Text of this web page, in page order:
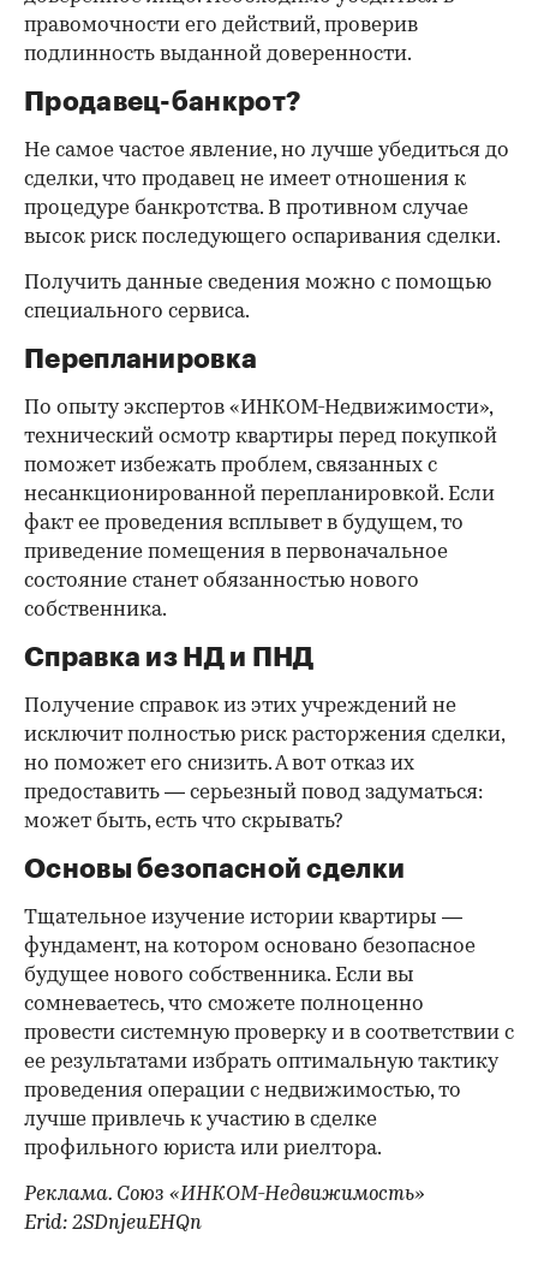
правомочности его действий, проверив
подлинность выданной доверенности.
Продавец-банкрот?
Не самое частое явление, но лучше убедиться до
сделки, что продавец не имеет отношения к
процедуре банкротства. В противном случае
высок риск последующего оспаривания сделки.
Получить данные сведения можно с помощью
специального сервиса.
Перепланировка
По опыту экспертов «ИНКОМ-Недвижимости»,
технический осмотр квартиры перед покупкой
поможет избежать проблем, связанных с
несанкционированной перепланировкой. Если
факт ее проведения всплывет в будущем, то
приведение помещения в первоначальное
состояние станет обязанностью нового
собственника.
Справка из НД и ПНД
Получение справок из этих учреждений не
исключит полностью риск расторжения сделки,
но поможет его снизить. А вот отказ их
предоставить — серьезный повод задуматься:
может быть, есть что скрывать?
Основы безопасной сделки
Тщательное изучение истории квартиры —
фундамент, на котором основано безопасное
будущее нового собственника. Если вы
сомневаетесь, что сможете полноценно
провести системную проверку и в соответствии с
ее результатами избрать оптимальную тактику
проведения операции с недвижимостью, то
лучше привлечь к участию в сделке
профильного юриста или риелтора.
Реклама. Союз «ИНКОМ-Недвижимость»
Erid: 2SDnjeuEHQn